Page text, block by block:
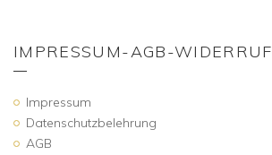
IMPRESSUM-AGB-WIDERRUF
Impressum
Datenschutzbelehrung
AGB